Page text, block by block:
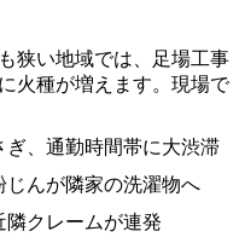
狭い地域では、足場工事
火種が増えます。現場で
、通勤時間帯に大渋滞
じんが隣家の洗濯物へ
クレームが連発